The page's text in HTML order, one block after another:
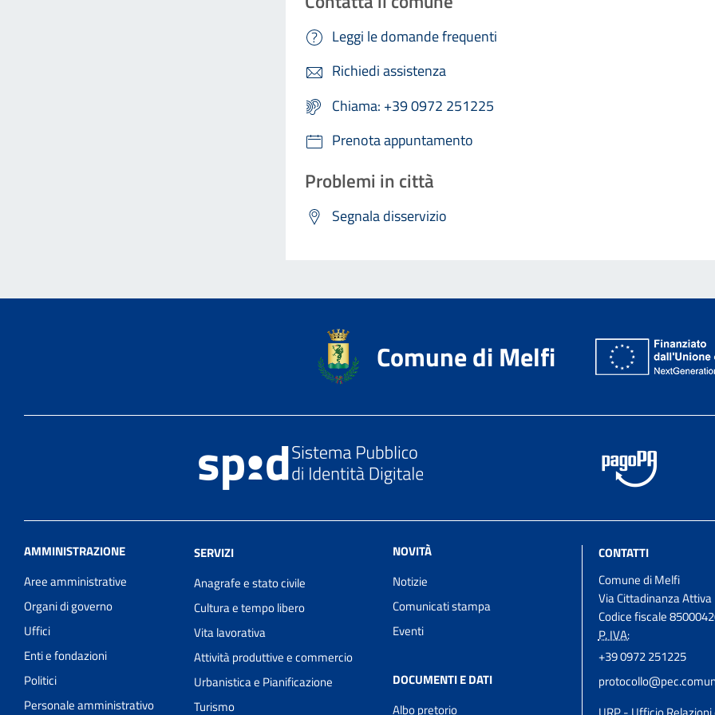
Leggi le domande frequenti
Richiedi assistenza
Chiama: +39 0972 251225
Prenota appuntamento
Problemi in città
Segnala disservizio
Comune di Melfi
AMMINISTRAZIONE
Aree amministrative
Organi di governo
Uffici
Enti e fondazioni
Politici
Personale amministrativo
SERVIZI
Anagrafe e stato civile
Cultura e tempo libero
Vita lavorativa
Attività produttive e commercio
Urbanistica e Pianificazione
Turismo
NOVITÀ
Notizie
Comunicati stampa
Eventi
DOCUMENTI E DATI
Albo pretorio
CONTATTI
Comune di Melfi
Via Cittadinanza Attiva
Codice fiscale
P. IVA:
+39 0972 251225